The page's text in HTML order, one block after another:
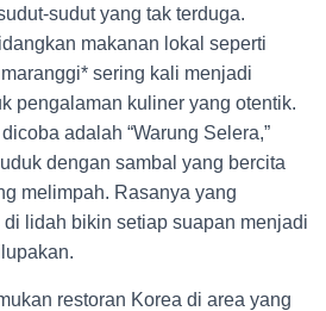
sudut yang tak terduga.
makanan lokal seperti
sering kali menjadi
pengalaman kuliner yang otentik.
adalah “Warung Selera,”
dengan sambal yang bercita
melimpah. Rasanya yang
lidah bikin setiap suapan menjadi
restoran Korea di area yang